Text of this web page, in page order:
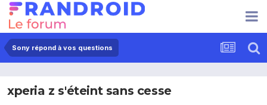
Sony répond à vos questions
xperia z s'éteint sans cesse